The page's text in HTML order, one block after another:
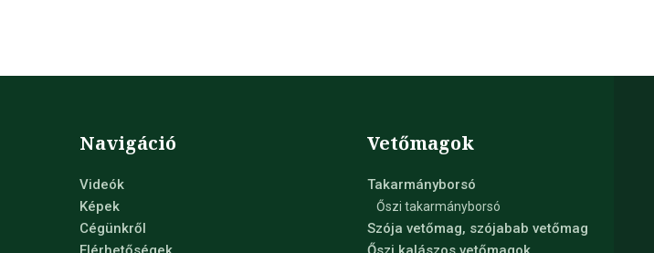
Navigáció
Videók
Képek
Cégünkről
Vetőmagok
Takarmányborsó
Őszi takarmányborsó
Szója vetőmag, szójabab vetőmag